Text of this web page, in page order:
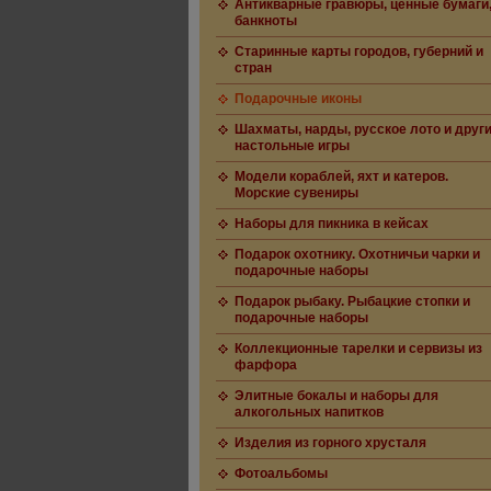
Антикварные гравюры, ценные бумаги,
банкноты
Старинные карты городов, губерний и
стран
Подарочные иконы
Шахматы, нарды, русское лото и
настольные игры
Модели кораблей, яхт и катеров.
Морские сувениры
Наборы для пикника в кейсах
Подарок охотнику. Охотничьи чарки и
подарочные наборы
Подарок рыбаку. Рыбацкие стопки и
подарочные наборы
Коллекционные тарелки и сервизы из
фарфора
Элитные бокалы и наборы для
алкогольных напитков
Изделия из горного хрусталя
Фотоальбомы